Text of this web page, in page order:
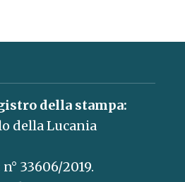
della stampa:
della Lucania
n° 33606/2019.